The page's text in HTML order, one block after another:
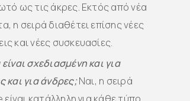
ως τις άκρες. Εκτός από νέα
η σειρά διαθέτει επίσης νέες
και νέες συσκευασίες.
σχεδιασμένη και για
και για άνδρες;Ναι, η σειρά